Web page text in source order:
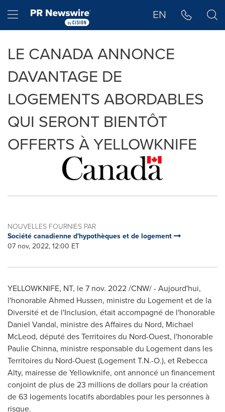
Hamburger menu EN
LE CANADA ANNONCE
DAVANTAGE DE
LOGEMENTS ABORDABLES
QUI SERONT BIENTÔT
OFFERTS À YELLOWKNIFE
NOUVELLES FOURNIES PAR
Société canadienne d'hypothèques et de logement
07 nov, 2022, 12:00 ET
YELLOWKNIFE, NT, le7 nov. 2022/CNW/ - Aujourd'hui,
l'honorableAhmed Hussen, ministre du Logement et de la
Diversité et de l'Inclusion, était accompagné de l'honorable
Daniel Vandal, ministre des Affaires du Nord, Michael
McLeod, député des Territoires du Nord-Ouest, l'honorable
Paulie Chinna, ministre responsable du Logement dans les
Territoires du Nord-Ouest (Logement T.N.-O.), et Rebecca
Alty, mairesse deYellowknife, ont annoncé un financement
conjoint de plus de 23 millions de dollars pour la création
de 63 logements locatifs abordables pour les personnes à
risque.